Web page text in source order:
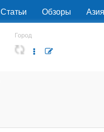
Статьи Обзоры Азия
Город